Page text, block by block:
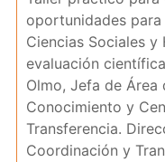
oportunidades
Ciencias Sociales y
evaluación
Olmo, Jefa de Área
Conocimiento y
Transferencia.
Coordinación y